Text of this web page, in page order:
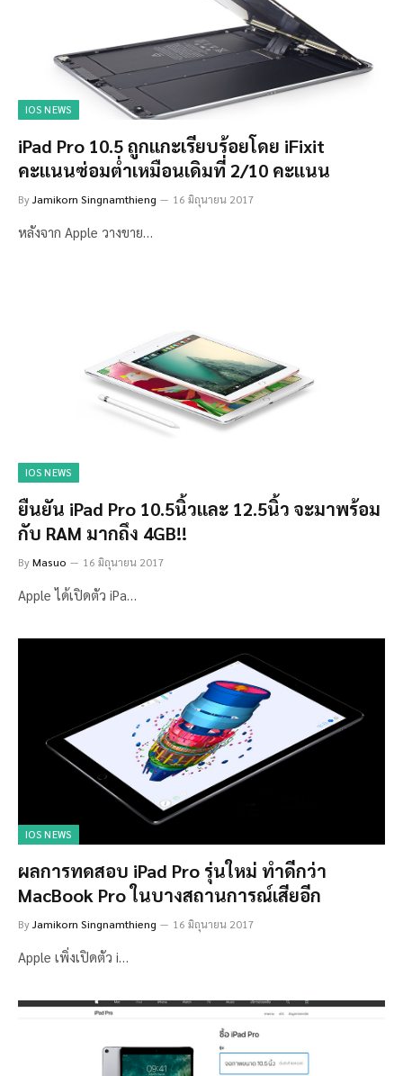
IOS NEWS
iPad Pro 10.5 ถูกแกะเรียบร้อยโดย iFixit
คะแนนซ่อมต่ำเหมือนเดิมที่ 2/10 คะแนน
ByJamikorn Singnamthieng 16 มิถุนายน 2017
หลังจาก Apple วางขาย…
IOS NEWS
ยืนยัน iPad Pro 10.5นิ้วและ 12.5นิ้ว จะมาพร้อม
กับ RAM มากถึง 4GB!!
ByMasuo 16 มิถุนายน 2017
Apple ได้เปิดตัว iPa…
IOS NEWS
ผลการทดสอบ iPad Pro รุ่นใหม่ ทำดีกว่า
MacBook Pro ในบางสถานการณ์เสียอีก
ByJamikorn Singnamthieng 16 มิถุนายน 2017
Apple เพิ่งเปิดตัว i…